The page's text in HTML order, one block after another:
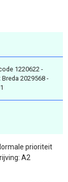
1220622 -
2029568 -
prioriteit
A2